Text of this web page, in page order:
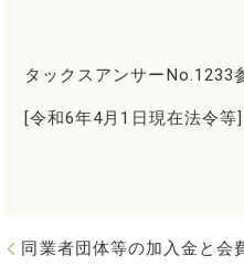
タックスアンサーNo.1233
[令和6年4月1日現在法令等]
同業者団体等の加入金と会